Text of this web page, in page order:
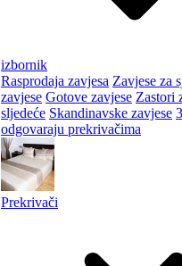
izbornik
Rasprodaja zavjesa Zavjese za
zavjese Gotove zavjese Zastori
sljedeće Skandinavske zavjese
odgovaraju prekrivačima
Prekrivači